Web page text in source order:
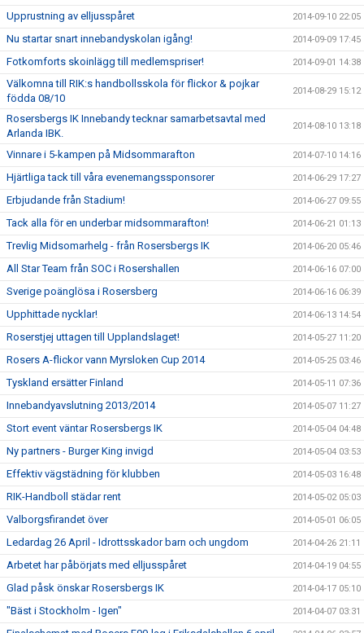
Upprustning av elljusspåret 2014-09-10 22:05
Nu startar snart innebandyskolan igång! 2014-09-09 17:45
Fotkomforts skoinlägg till medlemspriser! 2014-09-01 14:38
Välkomna till RIK:s handbollsskola för flickor & pojkar
födda 08/10
2014-08-29 15:12
Rosersbergs IK Innebandy tecknar samarbetsavtal med
Arlanda IBK.
2014-08-10 13:18
Vinnare i 5-kampen på Midsommarafton 2014-07-10 14:16
Hjärtliga tack till våra evenemangssponsorer 2014-06-29 17:27
Erbjudande från Stadium! 2014-06-27 09:55
Tack alla för en underbar midsommarafton! 2014-06-21 01:13
Trevlig Midsomarhelg - från Rosersbergs IK 2014-06-20 05:46
All Star Team från SOC i Rosershallen 2014-06-16 07:00
Sverige poänglösa i Rosersberg 2014-06-16 06:39
Upphittade nycklar! 2014-06-13 14:54
Roserstjej uttagen till Upplandslaget! 2014-05-27 11:20
Rosers A-flickor vann Myrsloken Cup 2014 2014-05-25 03:46
Tyskland ersätter Finland 2014-05-11 07:36
Innebandyavslutning 2013/2014 2014-05-07 11:27
Stort event väntar Rosersbergs IK 2014-05-04 04:48
Ny partners - Burger King invigd 2014-05-04 03:53
Effektiv vägstädning för klubben 2014-05-03 16:48
RIK-Handboll städar rent 2014-05-02 05:03
Valborgsfirandet över 2014-05-01 06:05
Ledardag 26 April - Idrottsskador barn och ungdom 2014-04-26 21:11
Arbetet har påbörjats med elljusspåret 2014-04-19 04:55
Glad påsk önskar Rosersbergs IK 2014-04-17 05:10
"Bäst i Stockholm - Igen" 2014-04-07 03:31